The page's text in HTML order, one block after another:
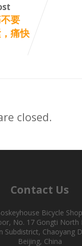
要
痛快
closed.
Contact Us
Bicycle
No. 17 Gongti North
Subdistrict, Chaoyang
Beijing, China